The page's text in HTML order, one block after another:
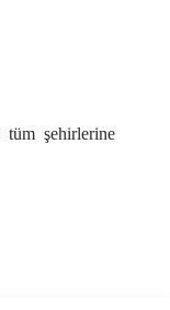
tüm şehirlerine